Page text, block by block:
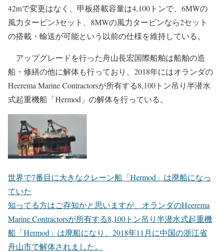
42mで変更はなく、甲板搭載容量は4,100トンで、6MWの
風力タービン3セット、8MWの風力タービンなら2セット
の搭載・輸送が可能という以前の仕様を維持している。
アップグレードを行った舟山長宏国際船舶は船舶の造
船・修繕の他に解体も行っており、2018年にはオランダの
Heerema Marine Contractorsが所有する8,100トン吊り半潜水
式起重機船「Hermod」の解体を行っている。
世界で7番目に大きなクレーン船「Hermod」は廃船になっ
ていた
知ってる方はご存知かと思いますが、オランダのHeerema
Marine Contractorsが所有する8,100トン吊り半潜水式起重機
船「Hermod」は廃船になり、2018年11月に中国の浙江省
舟山市で解体されました。